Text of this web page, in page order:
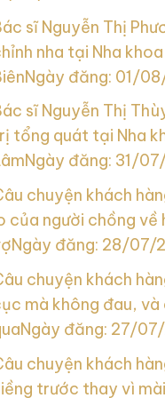
sĩ Nguyễn Thị
nha tại Nha
Ngày đăng: 01/
sĩ Nguyễn Thị
tổng quát tại Nha
Ngày đăng: 31/
chuyện khách
của người chồng về
Ngày đăng: 28/07/
chuyện khách
mà không đau,
Ngày đăng: 27/
chuyện khách
trước thay vì